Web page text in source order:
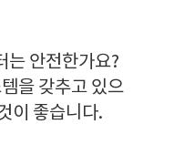
는 안전한가요?
을 갖추고 있으
이 좋습니다.